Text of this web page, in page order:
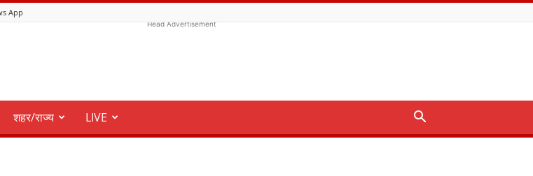
App
Head Advertisement
शहर/राज्य LIVE